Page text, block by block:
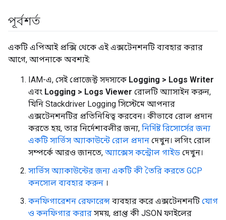
পূর্বশর্ত
একটি এপিআই প্রক্সি থেকে এই এক্সটেনশনটি ব্যবহার করার
আগে, আপনাকে অবশ্যই:
IAM-এ, সেই প্রোজেক্ট সদস্যকে Logging > Logs Writer
এবং Logging > Logs Viewer রোলটি অ্যাসাইন করুন,
যিনি Stackdriver Logging সিস্টেমে আপনার
এক্সটেনশনটির প্রতিনিধিত্ব করবেন। কীভাবে রোল প্রদান
করতে হয়, তার নির্দেশাবলীর জন্য, নির্দিষ্ট রিসোর্সের জন্য
একটি সার্ভিস অ্যাকাউন্টে রোল প্রদান দেখুন। লগিং রোল
সম্পর্কে আরও জানতে, অ্যাক্সেস কন্ট্রোল গাইড দেখুন।
সার্ভিস অ্যাকাউন্টের জন্য একটি কী তৈরি করতে GCP
কনসোল ব্যবহার করুন ।
কনফিগারেশন রেফারেন্স ব্যবহার করে এক্সটেনশনটি যোগ
ও কনফিগার করার সময়, প্রাপ্ত কী JSON ফাইলের